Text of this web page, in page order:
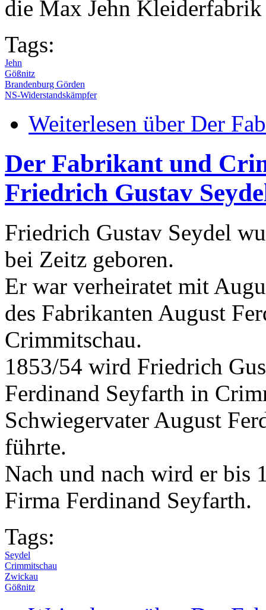
die Max Jehn
Tags:
Jehn
Gößnitz
Brandenburg Görden
NS-Widerstandskämpfer
Weiterlesen über Der
Der Fabrikant und
Friedrich Gustav
Friedrich Gustav Seydel
bei Zeitz geboren.
Er war verheiratet mit
des Fabrikanten August
Crimmitschau.
1853/54 wird Friedrich
Ferdinand Seyfarth in
Schwiegervater August
führte.
Nach und nach wird er bis
Firma Ferdinand Seyfarth.
Tags:
Seydel
Crimmitschau
Zwickau
Gößnitz